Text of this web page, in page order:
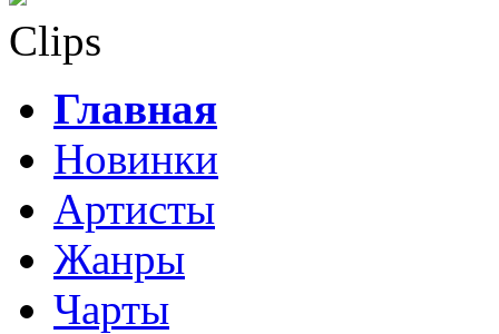
Clips
Главная
Новинки
Артисты
Жанры
Чарты